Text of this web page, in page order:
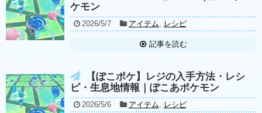
ケモン
2026/5/7 アイテム, レシピ
記事を読む
【ぽこポケ】レジの入手方法・レシ
ピ・生息地情報｜ぽこあポケモン
2026/5/6 アイテム, レシピ